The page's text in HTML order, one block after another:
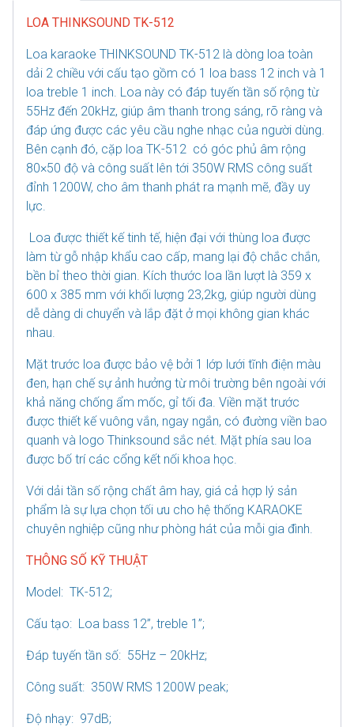
LOA THINKSOUND TK-512
Loa karaoke THINKSOUND TK-512 là dòng loa toàn
dải 2 chiều với cấu tạo gồm có 1 loa bass 12 inch và 1
loa treble 1 inch. Loa này có đáp tuyến tần số rộng từ
55Hz đến 20kHz, giúp âm thanh trong sáng, rõ ràng và
đáp ứng được các yêu cầu nghe nhạc của người dùng.
Bên cạnh đó, cặp loa TK-512 có góc phủ âm rộng
80×50 độ và công suất lên tới 350W RMS công suất
đỉnh 1200W, cho âm thanh phát ra mạnh mẽ, đầy uy
lực.
Loa được thiết kế tinh tế, hiện đại với thùng loa được
làm từ gỗ nhập khẩu cao cấp, mang lại độ chắc chắn,
bền bỉ theo thời gian. Kích thước loa lần lượt là 359 x
600 x 385 mm với khối lượng 23,2kg, giúp người dùng
dễ dàng di chuyển và lắp đặt ở mọi không gian khác
nhau.
Mặt trước loa được bảo vệ bởi 1 lớp lưới tĩnh điện màu
đen, hạn chế sự ảnh hưởng từ môi trường bên ngoài với
khả năng chống ẩm mốc, gỉ tối đa. Viền mặt trước
được thiết kế vuông vắn, ngay ngắn, có đường viền bao
quanh và logo Thinksound sắc nét. Mặt phía sau loa
được bố trí các cổng kết nối khoa học.
Với dải tần số rộng chất âm hay, giá cả hợp lý sản
phẩm là sự lựa chọn tối ưu cho hệ thống KARAOKE
chuyên nghiệp cũng như phòng hát của mỗi gia đình.
THÔNG SỐ KỸ THUẬT
Model: TK-512;
Cấu tạo: Loa bass 12”, treble 1”;
Đáp tuyến tần số: 55Hz – 20kHz;
Công suất: 350W RMS 1200W peak;
Độ nhạy: 97dB;